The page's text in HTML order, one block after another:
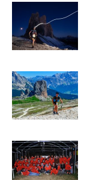
i
post